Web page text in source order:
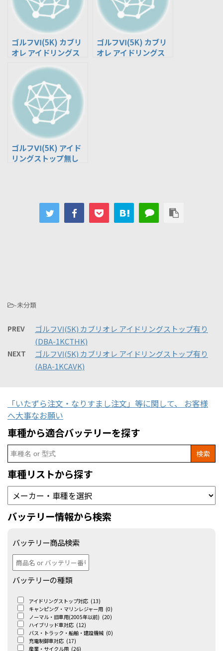
ゴルフⅥ(5K) カブリ
オレ アイドリングス
1KCTHK)
ゴルフⅥ(5K) カブリ
オレ アイドリングス
ゴルフⅥ(5K) アイド
リングストップ無し
-未分類
PREV
ゴルフⅥ(5K) カブリオレ アイドリングストップ有り
(DBA-1KCTHK)
NEXT
ゴルフⅥ(5K) カブリオレ アイドリングストップ有り
(ABA-1KCAVK)
「いたずら注文・なりすまし注文」等に関して、 お客様
へ大事なお願い
車種から適合バッテリーを探す
Search
for:
車種リストから探す
バッテリー情報から検索
バッテリー商品検索
バッテリーの種類
アイドリングストップ対応 (13)
キャンピング・マリンレジャー用 (0)
ノーマル・旧車用(2005年以前) (20)
ハイブリッド車対応 (12)
バス・トラック・船舶・建設機械 (0)
充電制御車対応 (17)
産業・サイクル用 (26)